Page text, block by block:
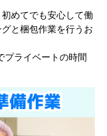
めてでも安心して働
と梱包作業を行うお
プライベートの時間